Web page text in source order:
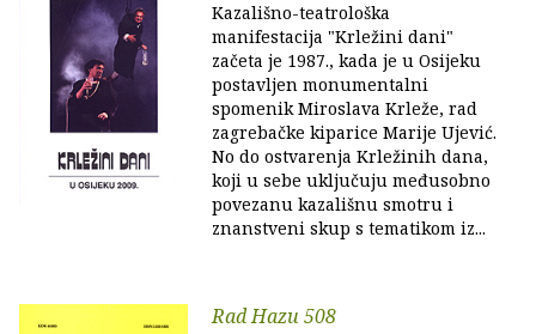
Kazališno-teatrološka
manifestacija "Krležini dani"
začeta je 1987., kada je u Osijeku
postavljen monumentalni
spomenik Miroslava Krleže, rad
zagrebačke kiparice Marije Ujević.
No do ostvarenja Krležinih dana,
koji u sebe uključuju međusobno
povezanu kazališnu smotru i
znanstveni skup s tematikom iz...
Rad Hazu 508